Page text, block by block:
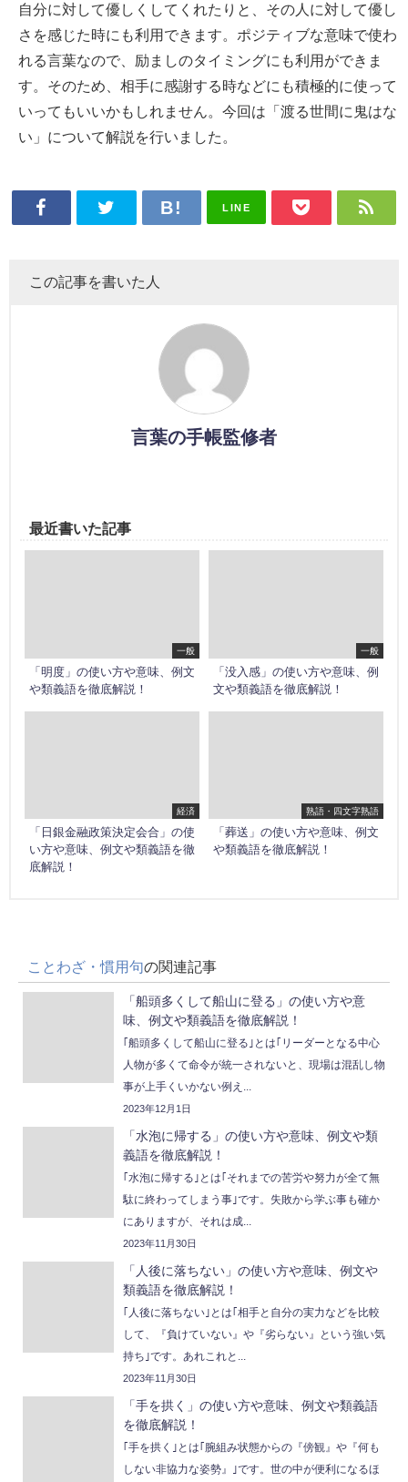
自分に対して優しくしてくれたりと、その人に対して優し
さを感じた時にも利用できます。ポジティブな意味で使わ
れる言葉なので、励ましのタイミングにも利用ができま
す。そのため、相手に感謝する時などにも積極的に使って
いってもいいかもしれません。今回は「渡る世間に鬼はな
い」について解説を行いました。
LINE
この記事を書いた人
言葉の手帳監修者
最近書いた記事
一般
「明度」の使い方や意味、例文
や類義語を徹底解説！
一般
「没入感」の使い方や意味、例
文や類義語を徹底解説！
経済
「日銀金融政策決定会合」の使
い方や意味、例文や類義語を徹
底解説！
熟語・四文字熟語
「葬送」の使い方や意味、例文
や類義語を徹底解説！
ことわざ・慣用句の関連記事
「船頭多くして船山に登る」の使い方や意
味、例文や類義語を徹底解説！
｢船頭多くして船山に登る｣とは｢リーダーとなる中心
人物が多くて命令が統一されないと、現場は混乱し物
事が上手くいかない例え...
2023年12月1日
「水泡に帰する」の使い方や意味、例文や類
義語を徹底解説！
｢水泡に帰する｣とは｢それまでの苦労や努力が全て無
駄に終わってしまう事｣です。失敗から学ぶ事も確か
にありますが、それは成...
2023年11月30日
「人後に落ちない」の使い方や意味、例文や
類義語を徹底解説！
｢人後に落ちない｣とは｢相手と自分の実力などを比較
して、『負けていない』や『劣らない』という強い気
持ち｣です。あれこれと...
2023年11月30日
「手を拱く」の使い方や意味、例文や類義語
を徹底解説！
｢手を拱く｣とは｢腕組み状態からの『傍観』や『何も
しない非協力な姿勢』｣です。世の中が便利になるほ